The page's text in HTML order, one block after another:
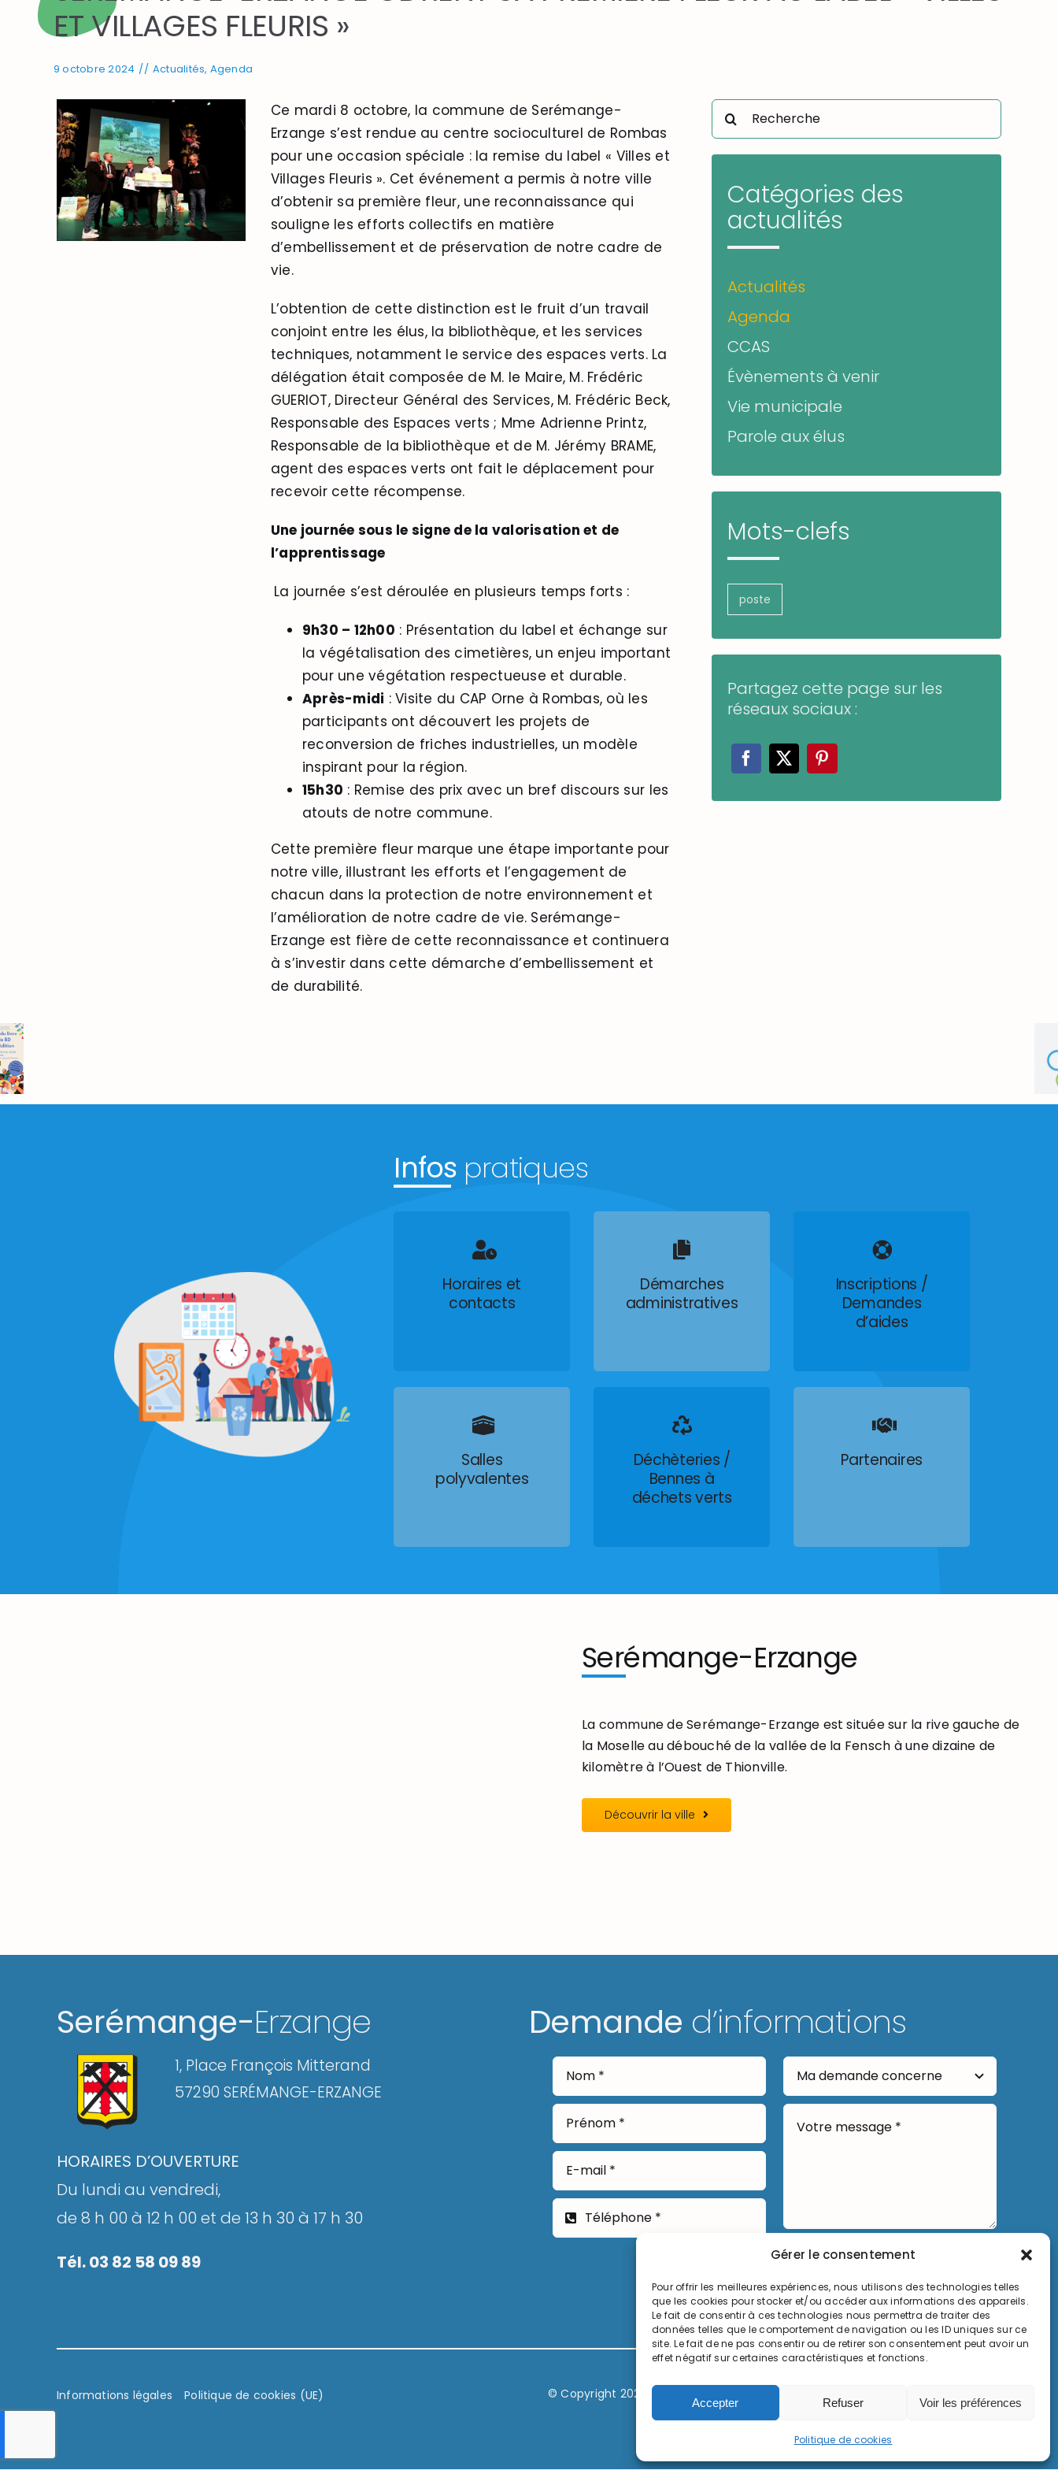
Gérer le consentement
Pour offrir les meilleures expériences, nous utilisons des technologies telles
que les cookies pour stocker et/ou accéder aux informations des appareils.
Le fait de consentir à ces technologies nous permettra de traiter des
données telles que le comportement de navigation ou les ID uniques sur ce
site. Le fait de ne pas consentir ou de retirer son consentement peut avoir un
effet négatif sur certaines caractéristiques et fonctions.
Accepter Refuser Voir les préférences
Politique de cookies
ET VILLAGES FLEURIS »
9 octobre 2024 // Actualités, Agenda
Ce mardi 8 octobre, la commune de Serémange-
Erzange s’est rendue au centre socioculturel de Rombas
pour une occasion spéciale : la remise du label « Villes et
Villages Fleuris ». Cet événement a permis à notre ville
d’obtenir sa première fleur, une reconnaissance qui
souligne les efforts collectifs en matière
d’embellissement et de préservation de notre cadre de
vie.
L’obtention de cette distinction est le fruit d’un travail
conjoint entre les élus, la bibliothèque, et les services
techniques, notamment le service des espaces verts. La
délégation était composée de M. le Maire, M. Frédéric
GUERIOT, Directeur Général des Services, M. Frédéric Beck,
Responsable des Espaces verts ; Mme Adrienne Printz,
Responsable de la bibliothèque et de M. Jérémy BRAME,
agent des espaces verts ont fait le déplacement pour
recevoir cette récompense.
Une journée sous le signe de la valorisation et de
l’apprentissage
La journée s’est déroulée en plusieurs temps forts :
9h30 – 12h00 : Présentation du label et échange sur
la végétalisation des cimetières, un enjeu important
pour une végétation respectueuse et durable.
Après-midi : Visite du CAP Orne à Rombas, où les
participants ont découvert les projets de
reconversion de friches industrielles, un modèle
inspirant pour la région.
15h30 : Remise des prix avec un bref discours sur les
atouts de notre commune.
Cette première fleur marque une étape importante pour
notre ville, illustrant les efforts et l’engagement de
chacun dans la protection de notre environnement et
l’amélioration de notre cadre de vie. Serémange-
Erzange est fière de cette reconnaissance et continuera
à s’investir dans cette démarche d’embellissement et
de durabilité.
Rechercher:
Catégories des
actualités
Actualités
Agenda
CCAS
Évènements à venir
Vie municipale
Parole aux élus
Mots-clefs
poste
Partagez cette page sur les
réseaux sociaux :
Infos pratiques
Horaires et
contacts
Démarches
administratives
Inscriptions /
Demandes
d’aides
Salles
polyvalentes
Déchèteries /
Bennes à
déchets verts
Partenaires
Serémange-Erzange
La commune de Serémange-Erzange est située sur la rive gauche de
la Moselle au débouché de la vallée de la Fensch à une dizaine de
kilomètre à l’Ouest de Thionville.
Découvrir la ville
Serémange-Erzange
1, Place François Mitterand
57290 SERÉMANGE-ERZANGE
HORAIRES D’OUVERTURE
Du lundi au vendredi,
de 8 h 00 à 12 h 00 et de 13 h 30 à 17 h 30
Tél. 03 82 58 09 89
Demande d’informations
Envoyer
Informations légales Politique de cookies (UE) © Copyright 2026, Commune de Serémange-Erzange, tous droits réservés